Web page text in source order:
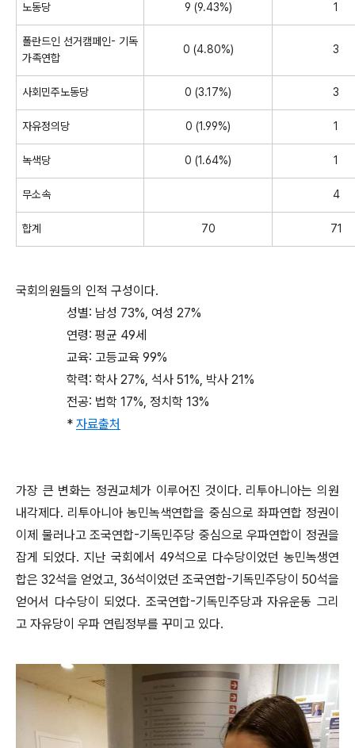
노동당 9 (9.43%) 1
폴란드인 선거캠페인- 기독
가족연합
0 (4.80%) 3
사회민주노동당 0 (3.17%) 3
자유정의당 0 (1.99%) 1
녹색당 0 (1.64%) 1
무소속 4
합계 70 71
국회의원들의 인적 구성이다.
성별: 남성 73%, 여성 27%
연령: 평균 49세
교육: 고등교육 99%
학력: 학사 27%, 석사 51%, 박사 21%
전공: 법학 17%, 정치학 13%
* 자료출처
가장 큰 변화는 정권교체가 이루어진 것이다. 리투아니아는 의원
내각제다. 리투아니아 농민녹색연합을 중심으로 좌파연합 정권이
이제 물러나고 조국연합-기독민주당 중심으로 우파연합이 정권을
잡게 되었다. 지난 국회에서 49석으로 다수당이었던 농민녹생연
합은 32석을 얻었고, 36석이었던 조국연합-기독민주당이 50석을
얻어서 다수당이 되었다. 조국연합-기독민주당과 자유운동 그리
고 자유당이 우파 연립정부를 꾸미고 있다.